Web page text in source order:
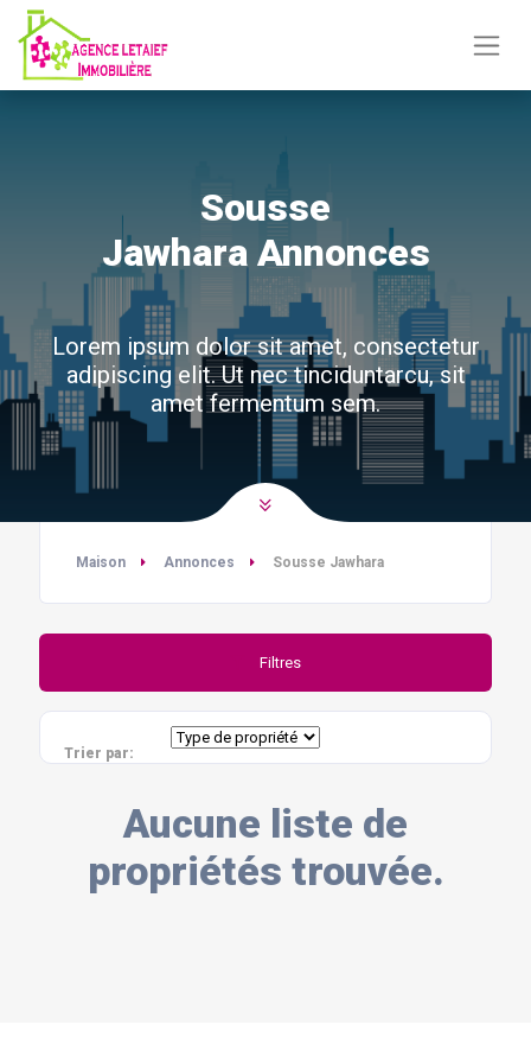
Sousse
Jawhara Annonces
Lorem ipsum dolor sit amet, consectetur
adipiscing elit. Ut nec tinciduntarcu, sit
amet fermentum sem.
Maison Annonces Sousse Jawhara
Filtres
Trier par:
Aucune liste de
propriétés trouvée.